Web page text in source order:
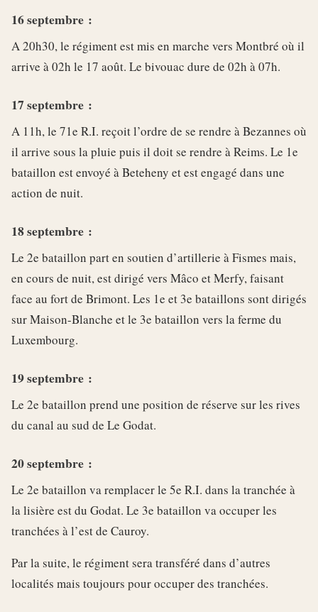
16 septembre :
A 20h30, le régiment est mis en marche vers Montbré où il
arrive à 02h le 17 août. Le bivouac dure de 02h à 07h.
17 septembre :
A 11h, le 71e R.I. reçoit l’ordre de se rendre à Bezannes où
il arrive sous la pluie puis il doit se rendre à Reims. Le 1e
bataillon est envoyé à Beteheny et est engagé dans une
action de nuit.
18 septembre :
Le 2e bataillon part en soutien d’artillerie à Fismes mais,
en cours de nuit, est dirigé vers Mâco et Merfy, faisant
face au fort de Brimont. Les 1e et 3e bataillons sont dirigés
sur Maison-Blanche et le 3e bataillon vers la ferme du
Luxembourg.
19 septembre :
Le 2e bataillon prend une position de réserve sur les rives
du canal au sud de Le Godat.
20 septembre :
Le 2e bataillon va remplacer le 5e R.I. dans la tranchée à
la lisière est du Godat. Le 3e bataillon va occuper les
tranchées à l’est de Cauroy.
Par la suite, le régiment sera transféré dans d’autres
localités mais toujours pour occuper des tranchées.